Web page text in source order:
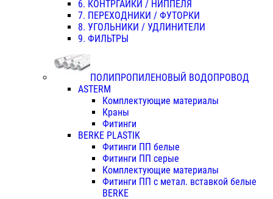
6. КОНТРГАЙКИ / НИППЕЛЯ
7. ПЕРЕХОДНИКИ / ФУТОРКИ
8. УГОЛЬНИКИ / УДЛИНИТЕЛИ
9. ФИЛЬТРЫ
ПОЛИПРОПИЛЕНОВЫЙ ВОДОПРОВОД
ASTERM
Комплектующие материалы
Краны
Фитинги
BERKE PLASTIK
Фитинги ПП белые
Фитинги ПП серые
Комплектующие материалы
Фитинги ПП с метал. вставкой белые
BERKE